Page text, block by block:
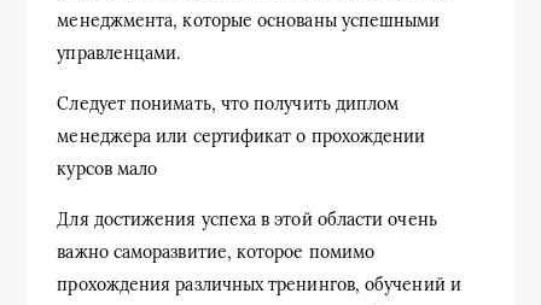
менеджмента, которые основаны успешными
управленцами.
Следует понимать, что получить диплом
менеджера или сертификат о прохождении
курсов мало
Для достижения успеха в этой области очень
важно саморазвитие, которое помимо
прохождения различных тренингов, обучений и